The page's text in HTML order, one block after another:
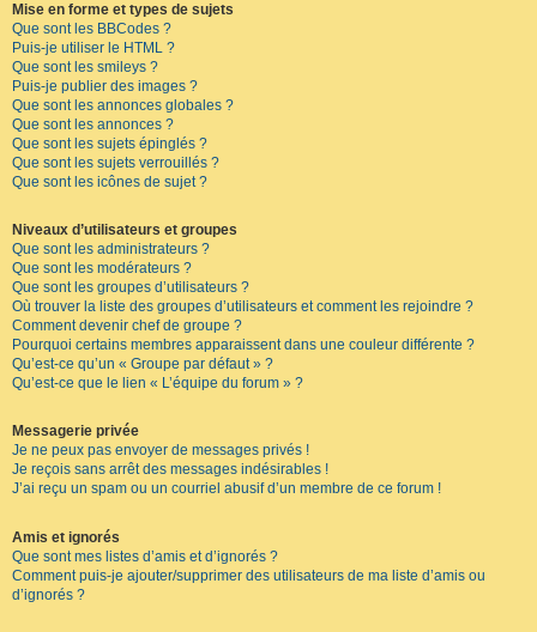
Mise en forme et types de sujets
Que sont les BBCodes ?
Puis-je utiliser le HTML ?
Que sont les smileys ?
Puis-je publier des images ?
Que sont les annonces globales ?
Que sont les annonces ?
Que sont les sujets épinglés ?
Que sont les sujets verrouillés ?
Que sont les icônes de sujet ?
Niveaux d’utilisateurs et groupes
Que sont les administrateurs ?
Que sont les modérateurs ?
Que sont les groupes d’utilisateurs ?
Où trouver la liste des groupes d’utilisateurs et comment les rejoindre ?
Comment devenir chef de groupe ?
Pourquoi certains membres apparaissent dans une couleur différente ?
Qu’est-ce qu’un « Groupe par défaut » ?
Qu’est-ce que le lien « L’équipe du forum » ?
Messagerie privée
Je ne peux pas envoyer de messages privés !
Je reçois sans arrêt des messages indésirables !
J’ai reçu un spam ou un courriel abusif d’un membre de ce forum !
Amis et ignorés
Que sont mes listes d’amis et d’ignorés ?
Comment puis-je ajouter/supprimer des utilisateurs de ma liste d’amis ou
d’ignorés ?